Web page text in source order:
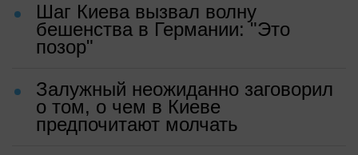
Шаг Киева вызвал волну
бешенства в Германии: "Это
позор"
Залужный неожиданно заговорил
о том, о чем в Киеве
предпочитают молчать